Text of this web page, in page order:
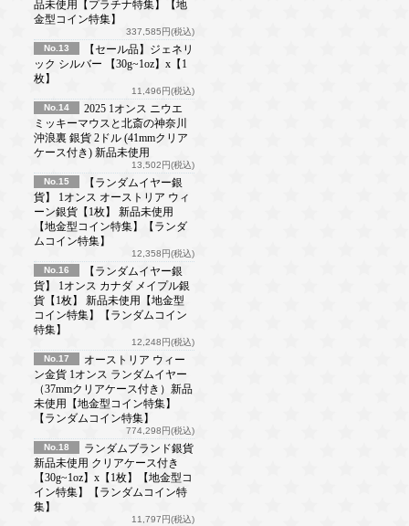
品未使用【プラチナ特集】【地
金型コイン特集】
337,585円(税込)
No.13
【セール品】ジェネリ
ック シルバー 【30g~1oz】x【1
枚】
11,496円(税込)
No.14
2025 1オンス ニウエ
ミッキーマウスと北斎の神奈川
沖浪裏 銀貨 2ドル (41mmクリア
ケース付き) 新品未使用
13,502円(税込)
No.15
【ランダムイヤー銀
貨】 1オンス オーストリア ウィ
ーン銀貨【1枚】 新品未使用
【地金型コイン特集】【ランダ
ムコイン特集】
12,358円(税込)
No.16
【ランダムイヤー銀
貨】 1オンス カナダ メイプル銀
貨【1枚】 新品未使用【地金型
コイン特集】【ランダムコイン
特集】
12,248円(税込)
No.17
オーストリア ウィー
ン金貨 1オンス ランダムイヤー
（37mmクリアケース付き）新品
未使用【地金型コイン特集】
【ランダムコイン特集】
774,298円(税込)
No.18
ランダムブランド銀貨
新品未使用 クリアケース付き
【30g~1oz】x【1枚】【地金型コ
イン特集】【ランダムコイン特
集】
11,797円(税込)